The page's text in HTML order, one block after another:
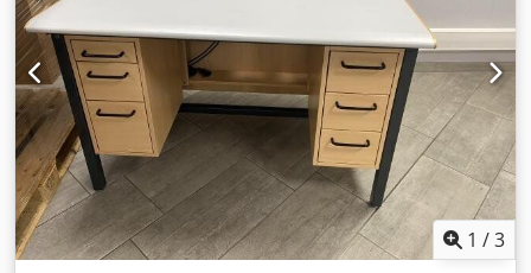
usato che potrebbe presentare segni di usura (piccoli
graffi o ingiallimenti). Il dispositivo è stato testato per
verificarne il corretto funzionamento. Imballaggio e
spedizione: Potete visionare il dispositivo durante i nostri
orari di apertura. Si prega di concordare un
appuntamento! Su richiesta, è possibile prevedere un
imballaggio adatto al trasporto marittimo e la spedizione
in tutto il mondo! Per ulteriori informazioni, potete
contattarci anche di persona.
1 /3